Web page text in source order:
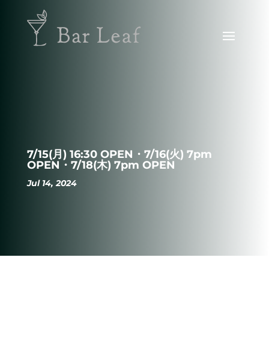
7/15(月) 16:30 OPEN・7/16(火) 7pm
OPEN・7/18(木) 7pm OPEN
Jul 14, 2024